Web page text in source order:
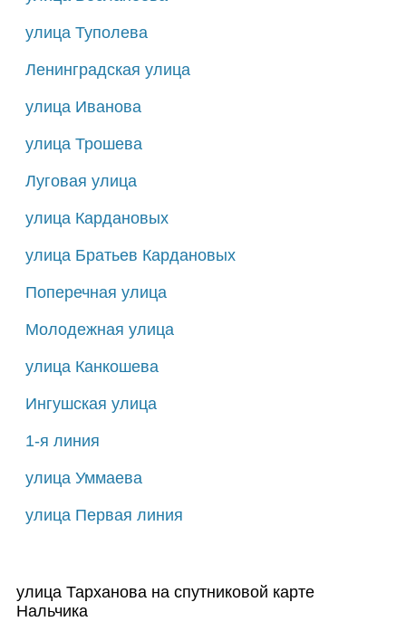
157
158
162
163
167
168 169
175
177
улица Туполева
Ленинградская улица
улица Иванова
улица Трошева
Луговая улица
улица Кардановых
улица Братьев Кардановых
Поперечная улица
Молодежная улица
улица Канкошева
Ингушская улица
1-я линия
улица Уммаева
улица Первая линия
улица Тарханова на спутниковой карте
Нальчика